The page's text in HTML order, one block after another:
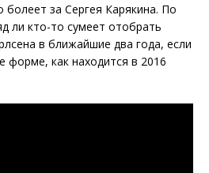
болеет за Сергея Карякина. По
ли кто-то сумеет отобрать
в ближайшие два года, если
форме, как находится в 2016